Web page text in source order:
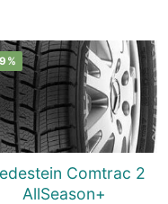
Comtrac 2
AllSeason+